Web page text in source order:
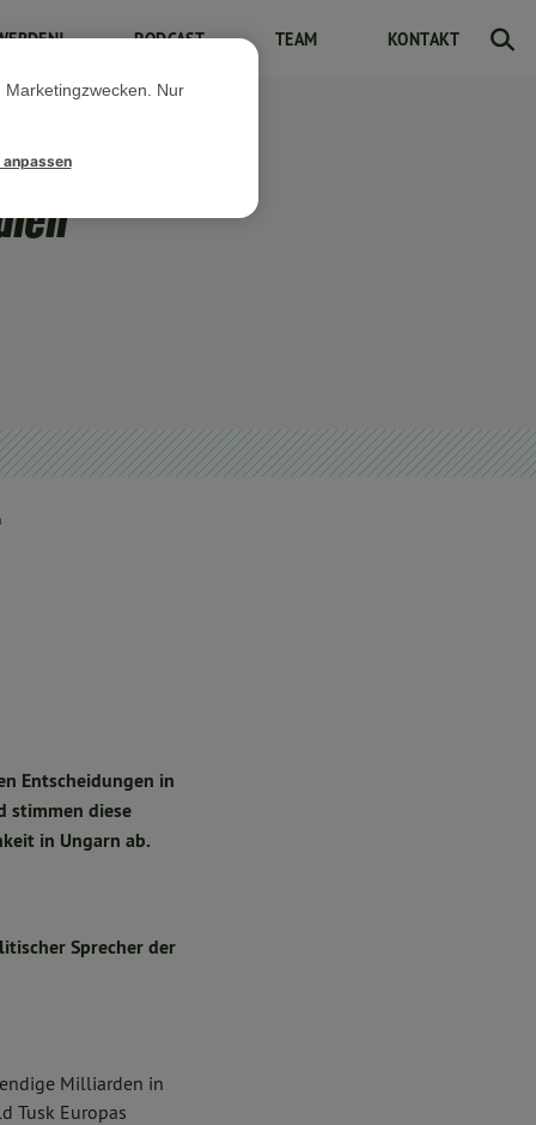
PODCAST TEAM KONTAKT
Entscheidungen in
stimmen diese
in Ungarn ab.
Sprecher der
Milliarden in
Tusk Europas
Nur